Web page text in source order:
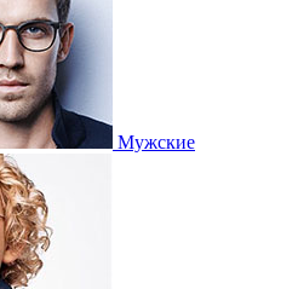
Мужские